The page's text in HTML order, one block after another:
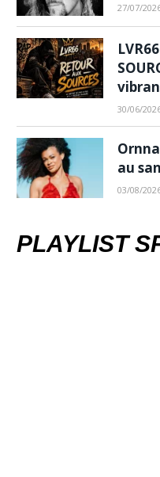
27/07/
30/06/
au
03/08/
PLAYLIST